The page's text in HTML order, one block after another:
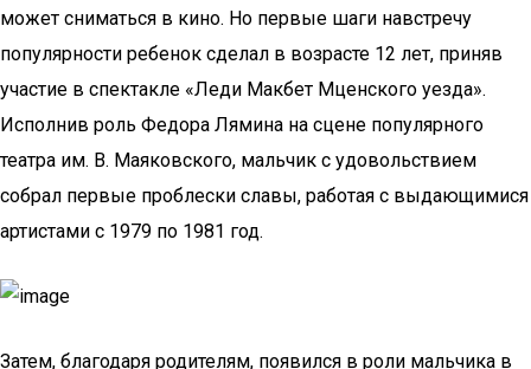
может сниматься в кино. Но первые шаги навстречу
популярности ребенок сделал в возрасте 12 лет, приняв
участие в спектакле «Леди Макбет Мценского уезда».
Исполнив роль Федора Лямина на сцене популярного
театра им. В. Маяковского, мальчик с удовольствием
собрал первые проблески славы, работая с выдающимися
артистами с 1979 по 1981 год.
Затем, благодаря родителям, появился в роли мальчика в